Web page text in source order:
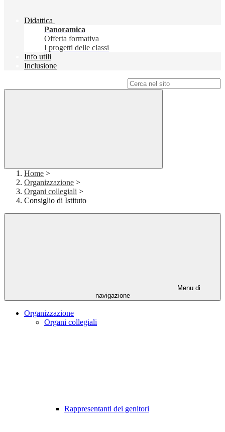
Didattica
Panoramica
Offerta formativa
I progetti delle classi
Info utili
Inclusione
Home >
Organizzazione >
Organi collegiali >
Consiglio di Istituto
Menu di
navigazione
Organizzazione
Organi collegiali
Rappresentanti dei genitori